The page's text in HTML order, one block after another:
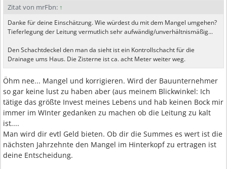
Zitat von mrFbn: ↑
Danke für deine Einschätzung. Wie würdest du mit dem Mangel umgehen?
Tieferlegung der Leitung vermutlich sehr aufwändig/unverhältnismäßig...
Den Schachtdeckel den man da sieht ist ein Kontrollschacht für die
Drainage ums Haus. Die Zisterne ist ca. acht Meter weiter weg.
Öhm nee... Mangel und korrigieren. Wird der Bauunternehmer
so gar keine lust zu haben aber (aus meinem Blickwinkel: Ich
tätige das größte Invest meines Lebens und hab keinen Bock mir
immer im WInter gedanken zu machen ob die Leitung zu kalt
ist....
Man wird dir evtl Geld bieten. Ob dir die Summes es wert ist die
nächsten Jahrzehnte den Mangel im Hinterkopf zu ertragen ist
deine Entscheidung.